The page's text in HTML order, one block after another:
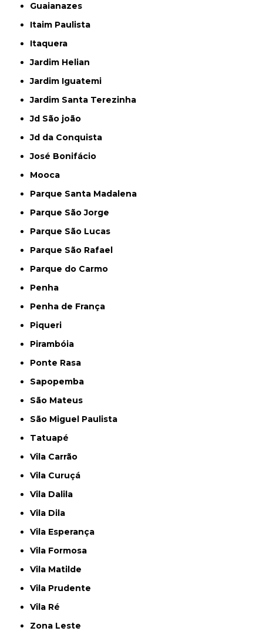
Guaianazes
Itaim Paulista
Itaquera
Jardim Helian
Jardim Iguatemi
Jardim Santa Terezinha
Jd São joão
Jd da Conquista
José Bonifácio
Mooca
Parque Santa Madalena
Parque São Jorge
Parque São Lucas
Parque São Rafael
Parque do Carmo
Penha
Penha de França
Piqueri
Pirambóia
Ponte Rasa
Sapopemba
São Mateus
São Miguel Paulista
Tatuapé
Vila Carrão
Vila Curuçá
Vila Dalila
Vila Dila
Vila Esperança
Vila Formosa
Vila Matilde
Vila Prudente
Vila Ré
Zona Leste